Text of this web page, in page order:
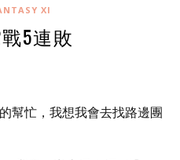
XI
戰5連敗
幫忙，我想我會去找路邊團